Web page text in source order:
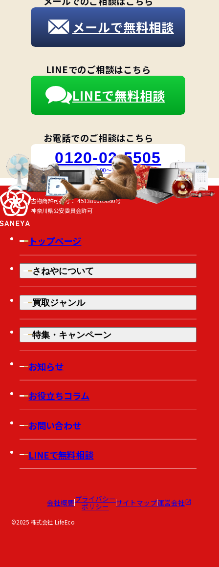
メールで無料相談
LINEでのご相談はこちら
LINEで無料相談
お電話でのご相談はこちら
0120-02-5505
受付時間 10:00～18:00 [月～土]
古物商許可番号：451380009660号
神奈川県公安委員会許可
トップページ
さねやについて
買取ジャンル
特集・キャンペーン
お知らせ
お役立ちコラム
お問い合わせ
LINEで無料相談
会社概要プライバシー
ポリシー
サイトマップ運営会社
©2025 株式会社 LifeEco